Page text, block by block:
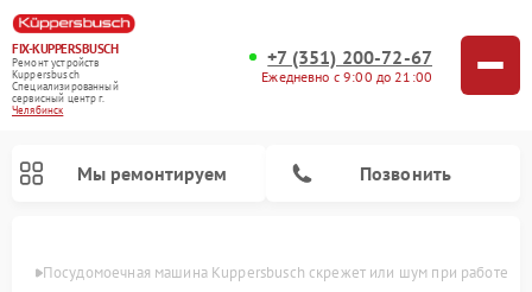
FIX-KUPPERSBUSCH
Ремонт устройств
Kuppersbusch
Специализированный
cервисный центр г.
Челябинск
+7 (351) 200-72-67
Ежедневно с 9:00 до 21:00
Мы ремонтируем Позвонить
Посудомоечная машина Kuppersbusch скрежет или шум при работе